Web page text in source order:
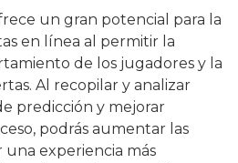
un gran potencial para la
en línea al permitir la
de los jugadores y la
Al recopilar y analizar
predicción y mejorar
podrás aumentar las
experiencia más